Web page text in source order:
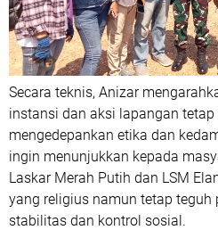
Secara teknis, Anizar
instansi dan aksi lapangan
mengedepankan etika dan
ingin menunjukkan kepada
Laskar Merah Putih dan LSM
yang religius namun tetap
stabilitas dan kontrol sosial.